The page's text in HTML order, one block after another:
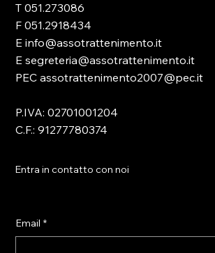
T 051.273086
F 051.2918434
E info@assotrattenimento.it
E segreteria@assotrattenimento.it
PEC assotrattenimento2007@pec.it
P.IVA: 02701001204
C.F.: 91277780374
Entra in contatto con noi
Email *